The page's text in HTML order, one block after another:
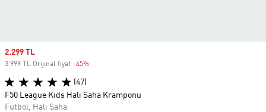
Sale price
2.299 TL
3.999 TL Orijinal fiyat -45%
(47)
F50 League Kids Halı Saha Kramponu
Futbol, Halı Saha